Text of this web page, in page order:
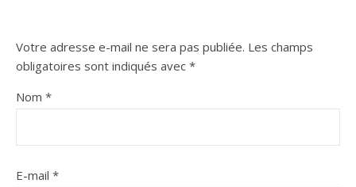
Votre adresse e-mail ne sera pas publiée. Les champs
obligatoires sont indiqués avec *
Nom *
E-mail *